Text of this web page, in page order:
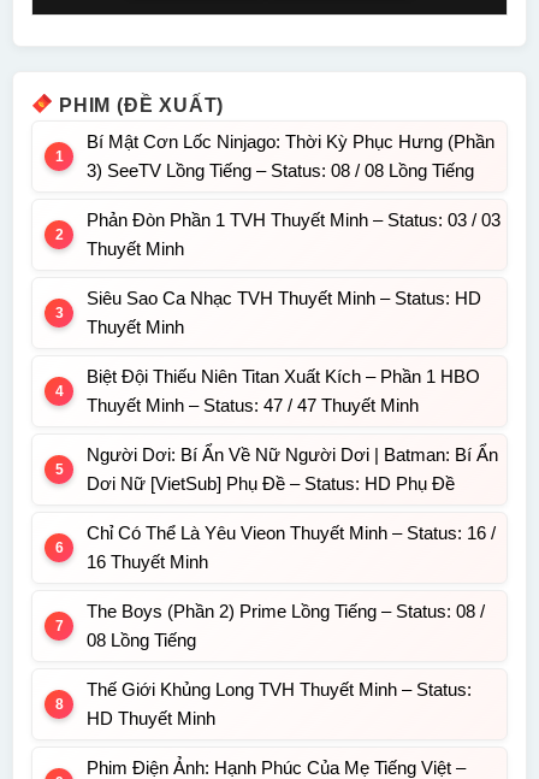
PHIM (ĐỀ XUẤT)
Bí Mật Cơn Lốc Ninjago: Thời Kỳ Phục Hưng (Phần
3) SeeTV Lồng Tiếng – Status: 08 / 08 Lồng Tiếng
Phản Đòn Phần 1 TVH Thuyết Minh – Status: 03 / 03
Thuyết Minh
Siêu Sao Ca Nhạc TVH Thuyết Minh – Status: HD
Thuyết Minh
Biệt Đội Thiếu Niên Titan Xuất Kích – Phần 1 HBO
Thuyết Minh – Status: 47 / 47 Thuyết Minh
Người Dơi: Bí Ẩn Về Nữ Người Dơi | Batman: Bí Ẩn
Dơi Nữ [VietSub] Phụ Đề – Status: HD Phụ Đề
Chỉ Có Thể Là Yêu Vieon Thuyết Minh – Status: 16 /
16 Thuyết Minh
The Boys (Phần 2) Prime Lồng Tiếng – Status: 08 /
08 Lồng Tiếng
Thế Giới Khủng Long TVH Thuyết Minh – Status:
HD Thuyết Minh
Phim Điện Ảnh: Hạnh Phúc Của Mẹ Tiếng Việt –